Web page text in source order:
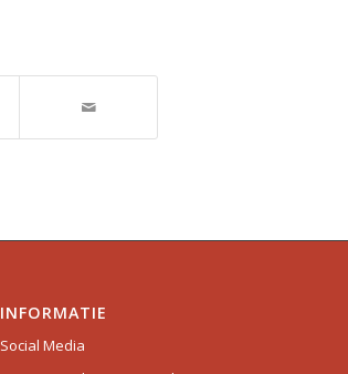
INFORMATIE
Social Media